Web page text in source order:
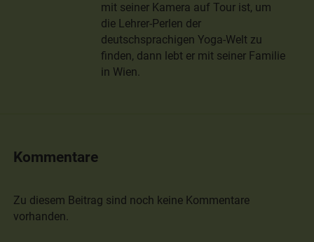
mit seiner Kamera auf Tour ist, um
die Lehrer-Perlen der
deutschsprachigen Yoga-Welt zu
finden, dann lebt er mit seiner Familie
in Wien.
Kommentare
Zu diesem Beitrag sind noch keine Kommentare
vorhanden.